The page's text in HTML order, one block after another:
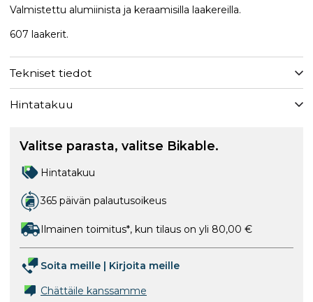
Valmistettu alumiinista ja keraamisilla laakereilla.
607 laakerit.
Tekniset tiedot
Hintatakuu
Valitse parasta, valitse Bikable.
Hintatakuu
365 päivän palautusoikeus
Ilmainen toimitus*, kun tilaus on yli 80,00 €
Soita meille | Kirjoita meille
Chättäile kanssamme